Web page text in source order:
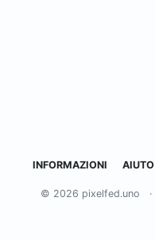
INFORMAZIONI AIUTO
© 2026 pixelfed.uno ·